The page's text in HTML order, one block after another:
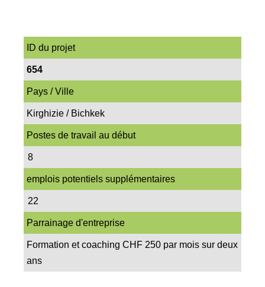
ID du projet
654
Pays / Ville
Kirghizie / Bichkek
Postes de travail au début
8
emplois potentiels supplémentaires
22
Parrainage d'entreprise
Formation et coaching CHF 250 par mois sur deux
ans